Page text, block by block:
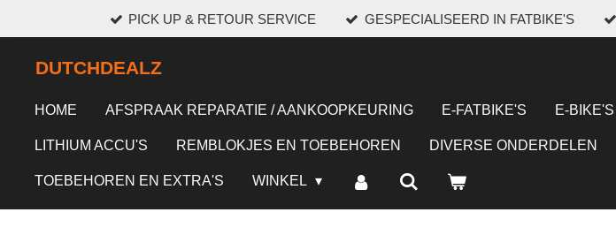
hoofdinhoud
PICK UP & RETOUR SERVICE GESPECIALISEERD IN FATBIKE'S
DUTCHDEALZ
HOME AFSPRAAK REPARATIE / AANKOOPKEURING E-FATBIKE'S E-BIKE'S
LITHIUM ACCU'S REMBLOKJES EN TOEBEHOREN DIVERSE ONDERDELEN
TOEBEHOREN EN EXTRA'S WINKEL